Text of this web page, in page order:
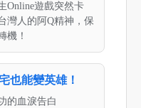
Online遊戲突然卡
灣人的阿Q精神，保
機！
也能變英雄！
的血淚告白